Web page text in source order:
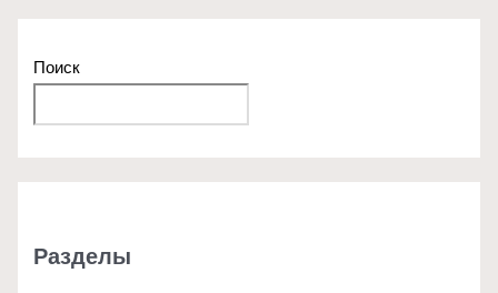
Поиск
Разделы